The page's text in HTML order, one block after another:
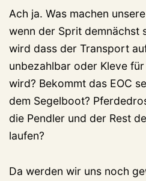
Ach ja. Was machen
wenn der Sprit demnächst
wird dass der Transport
unbezahlbar oder Kleve
wird? Bekommt das EOC
dem Segelboot?
die Pendler und der Rest
laufen?
Da werden wir uns noch